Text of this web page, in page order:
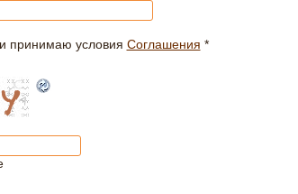
принимаю условия Соглашения *